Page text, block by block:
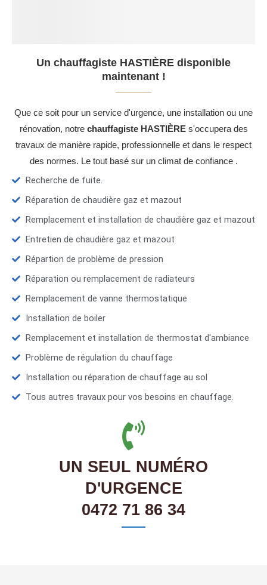
Un chauffagiste HASTIÈRE disponible
maintenant !
Que ce soit pour un service d'urgence, une installation ou une
rénovation, notre chauffagiste HASTIÈREs'occupera des
travaux de manière rapide, professionnelle et dans le respect
des normes. Le tout basé sur un climat de confiance .
Recherche de fuite.
Réparation de chaudière gaz et mazout
Remplacement et installation de chaudière gaz et mazout
Entretien de chaudière gaz et mazout
Répartion de problème de pression
Réparation ou remplacement de radiateurs
Remplacement de vanne thermostatique
Installation de boiler
Remplacement et installation de thermostat d'ambiance
Problème de régulation du chauffage
Installation ou réparation de chauffage au sol
Tous autres travaux pour vos besoins en chauffage.
UN SEUL NUMÉRO
D'URGENCE
0472 71 86 34